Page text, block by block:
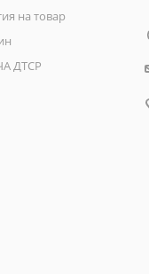
на товар
ДТСР